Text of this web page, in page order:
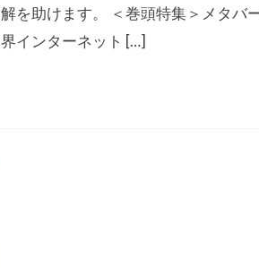
解を助けます。 ＜巻頭特集＞メタバ
界インターネット […]